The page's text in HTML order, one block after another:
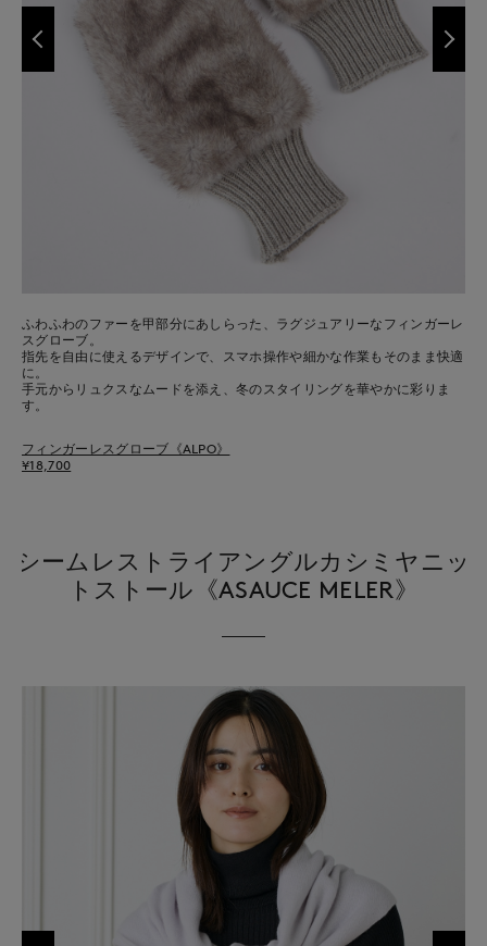
ふわふわのファーを甲部分にあしらった、ラグジュアリーなフィンガーレ
スグローブ。
指先を自由に使えるデザインで、スマホ操作や細かな作業もそのまま快適
に。
手元からリュクスなムードを添え、冬のスタイリングを華やかに彩りま
す。
フィンガーレスグローブ《ALPO》
¥18,700
シームレストライアングルカシミヤニッ
トストール《ASAUCE MELER》